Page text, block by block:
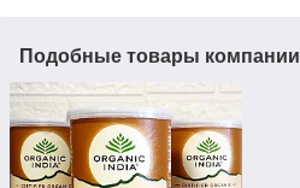
Подобные товары компании